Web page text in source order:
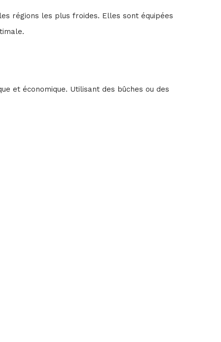
régions les plus froides. Elles sont équipées
et économique. Utilisant des bûches ou des